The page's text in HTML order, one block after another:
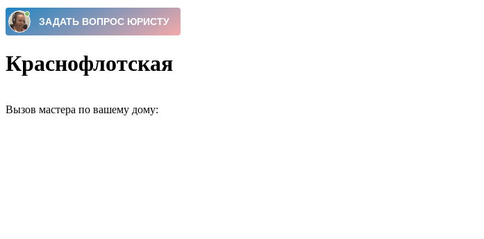
Краснофлотская
Вызов мастера по вашему дому: